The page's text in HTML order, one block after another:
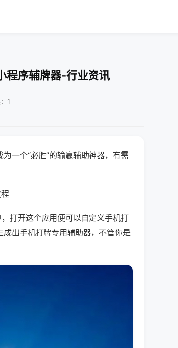
程序辅牌器-行业资讯
1
一个“必胜”的输赢辅助神器，有需
打开这个应用便可以自定义手机打
出手机打牌专用辅助器，不管你是